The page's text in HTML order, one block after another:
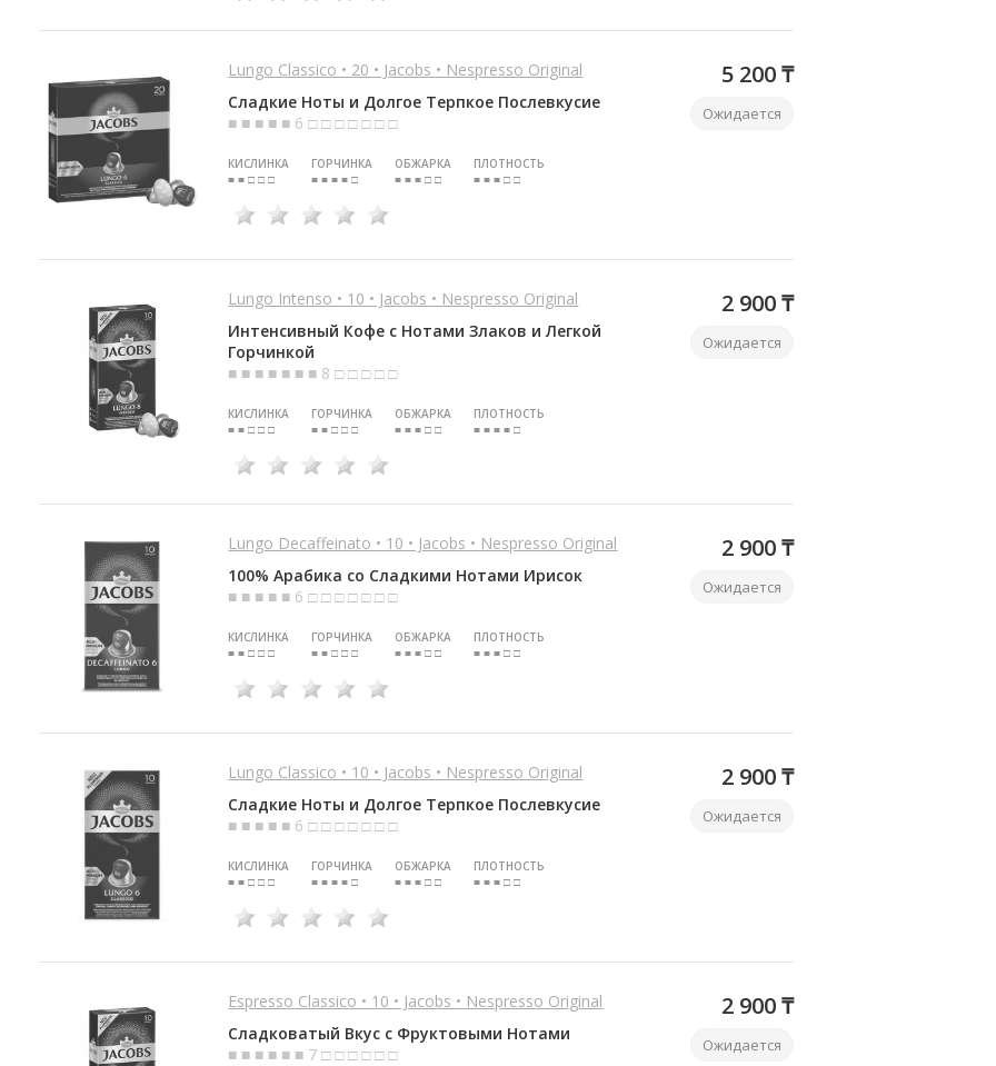
Lungo Classico • 20 • Jacobs • Nespresso Original
Сладкие Ноты и Долгое Терпкое Послевкусие
■ ■ ■ ■ ■ 6 □ □ □ □ □ □ □
КИСЛИНКА
■ ■ □ □ □
ГОРЧИНКА
■ ■ ■ ■ □
ОБЖАРКА
■ ■ ■ □ □
ПЛОТНОСТЬ
■ ■ ■ □ □
5 200 ₸
Ожидается
Lungo Intenso • 10 • Jacobs • Nespresso Original
Интенсивный Кофе с Нотами Злаков и Легкой
Горчинкой
■ ■ ■ ■ ■ ■ ■ 8 □ □ □ □ □
КИСЛИНКА
■ ■ □ □ □
ГОРЧИНКА
■ ■ □ □ □
ОБЖАРКА
■ ■ ■ □ □
ПЛОТНОСТЬ
■ ■ ■ ■ □
2 900 ₸
Ожидается
Lungo Decaffeinato • 10 • Jacobs • Nespresso Original
100% Арабика со Сладкими Нотами Ирисок
■ ■ ■ ■ ■ 6 □ □ □ □ □ □ □
КИСЛИНКА
■ ■ □ □ □
ГОРЧИНКА
■ ■ □ □ □
ОБЖАРКА
■ ■ ■ □ □
ПЛОТНОСТЬ
■ ■ ■ □ □
2 900 ₸
Ожидается
Lungo Classico • 10 • Jacobs • Nespresso Original
Сладкие Ноты и Долгое Терпкое Послевкусие
■ ■ ■ ■ ■ 6 □ □ □ □ □ □ □
КИСЛИНКА
■ ■ □ □ □
ГОРЧИНКА
■ ■ ■ ■ □
ОБЖАРКА
■ ■ ■ □ □
ПЛОТНОСТЬ
■ ■ ■ □ □
2 900 ₸
Ожидается
Espresso Classico • 10 • Jacobs • Nespresso Original
Сладковатый Вкус с Фруктовыми Нотами
■ ■ ■ ■ ■ ■ 7 □ □ □ □ □ □
2 900 ₸
Ожидается